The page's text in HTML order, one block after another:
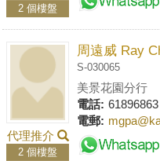
2 個樓盤
代理推介
2 個樓盤
周遠威 Ray
S-030065
美景花園分行
電話: 61896863
電郵: